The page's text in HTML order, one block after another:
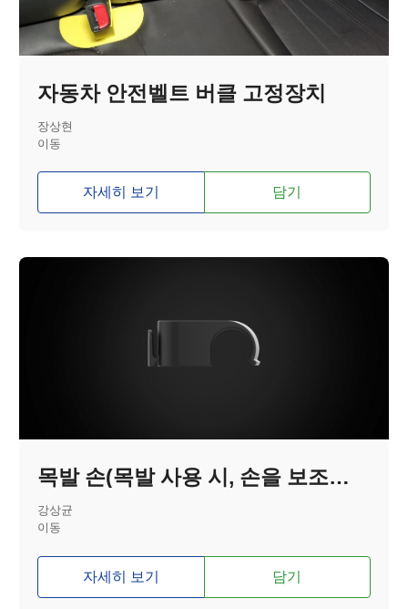
자동차 안전벨트 버클 고정장치
장상현
이동
자세히 보기 담기
목발 손(목발 사용 시, 손을 보조하는 기기)
강상균
이동
자세히 보기 담기